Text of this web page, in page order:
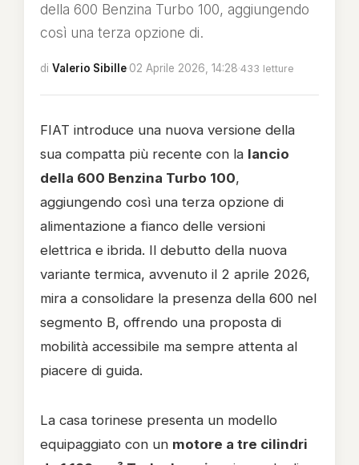
della 600 Benzina Turbo 100, aggiungendo
così una terza opzione di.
di Valerio Sibille·02 Aprile 2026, 14:28·433 letture
FIAT introduce una nuova versione della
sua compatta più recente con la lancio
della 600 Benzina Turbo 100,
aggiungendo così una terza opzione di
alimentazione a fianco delle versioni
elettrica e ibrida. Il debutto della nuova
variante termica, avvenuto il 2 aprile 2026,
mira a consolidare la presenza della 600 nel
segmento B, offrendo una proposta di
mobilità accessibile ma sempre attenta al
piacere di guida.
La casa torinese presenta un modello
equipaggiato con un motore a tre cilindri